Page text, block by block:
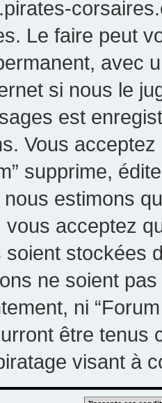
Le faire peut
avec
si nous le
est
Vous
supprime,
estimons
vous acceptez
stockées
ne soient
ni
être tenus
visant à